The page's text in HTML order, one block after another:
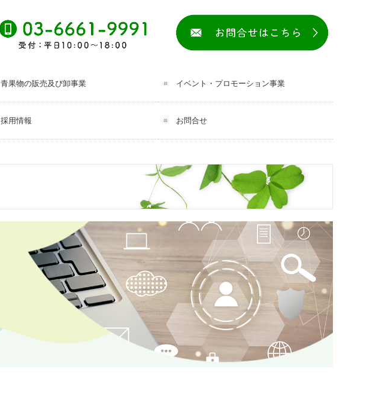
青果物の販売及び卸事業 イベント・プロモーション事業
採用情報 お問合せ